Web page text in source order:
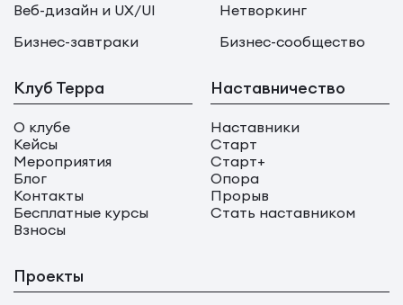
Веб-дизайн и UX/UI
Нетворкинг
Бизнес-завтраки
Бизнес-сообщество
Клуб Терра
О клубе
Кейсы
Мероприятия
Блог
Контакты
Бесплатные курсы
Взносы
Наставничество
Наставники
Старт
Старт+
Опора
Прорыв
Стать наставником
Проекты